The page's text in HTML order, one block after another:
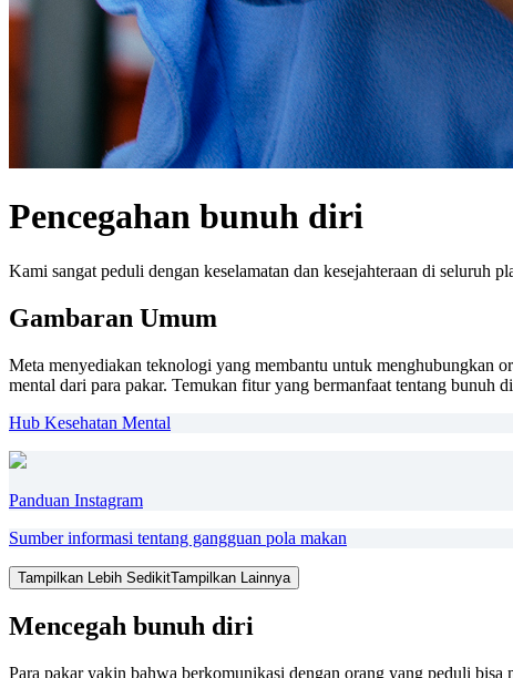
Pencegahan bunuh diri
Kami sangat peduli dengan keselamatan dan kesejahteraan di seluruh
Gambaran Umum
Meta menyediakan teknologi yang membantu untuk menghubungkan
mental dari para pakar. Temukan fitur yang bermanfaat tentang bunuh
Hub Kesehatan Mental
Panduan Instagram
Sumber informasi tentang gangguan pola makan
Tampilkan Lebih SedikitTampilkan Lainnya
Mencegah bunuh diri
Para pakar yakin bahwa berkomunikasi dengan orang yang peduli